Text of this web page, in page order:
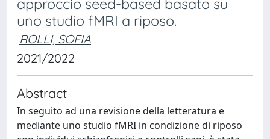
approccio seed-based basato su
uno studio fMRI a riposo.
ROLLI, SOFIA
2021/2022
Abstract
In seguito ad una revisione della letteratura e
mediante uno studio fMRI in condizione di riposo